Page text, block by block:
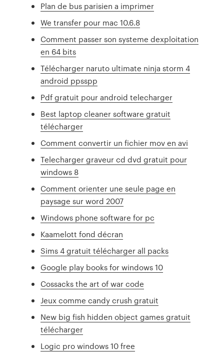
Plan de bus parisien a imprimer
We transfer pour mac 10.6.8
Comment passer son systeme dexploitation
en 64 bits
Télécharger naruto ultimate ninja storm 4
android ppsspp
Pdf gratuit pour android telecharger
Best laptop cleaner software gratuit
télécharger
Comment convertir un fichier mov en avi
Telecharger graveur cd dvd gratuit pour
windows 8
Comment orienter une seule page en
paysage sur word 2007
Windows phone software for pc
Kaamelott fond décran
Sims 4 gratuit télécharger all packs
Google play books for windows 10
Cossacks the art of war code
Jeux comme candy crush gratuit
New big fish hidden object games gratuit
télécharger
Logic pro windows 10 free